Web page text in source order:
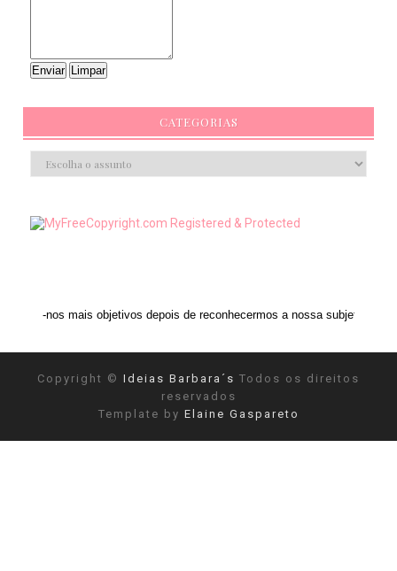
CATEGORIAS
objetivos depois de reconhecermos a nossa subjetividade." ANAIS NIN
Copyright © Ideias Barbara´s Todos os direitos
reservados
Template by Elaine Gaspareto